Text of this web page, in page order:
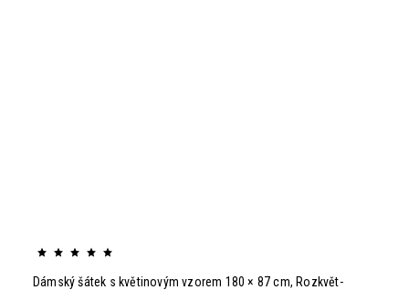
Dámský šátek s květinovým vzorem 180 × 87 cm, Rozkvět-